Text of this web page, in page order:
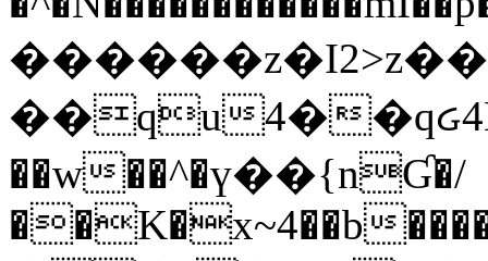
��qu4�
��w��^�ү��{nƓ�/
��K�x~4��b